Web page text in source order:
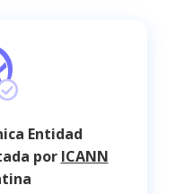
Entidad
por ICANN